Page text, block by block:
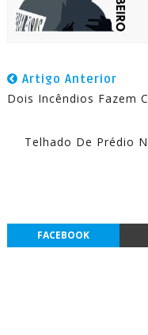
Artigo Anterior
Dois Incêndios Fazem
Telhado De Prédio
FACEBOOK